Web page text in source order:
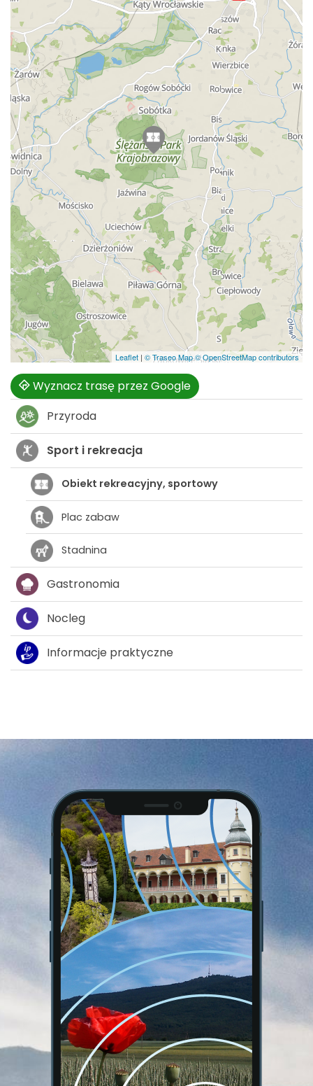
Leaflet | © Traseo Map© OpenStreetMap contributors
Wyznacz trasę przez Google
Przyroda
Sport i rekreacja
Obiekt rekreacyjny, sportowy
Plac zabaw
Stadnina
Gastronomia
Nocleg
Informacje praktyczne